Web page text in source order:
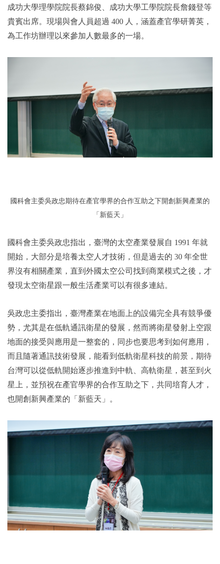
成功大學理學院院長蔡錦俊、成功大學工學院院長詹錢登等
貴賓出席。現場與會人員超過 400 人，涵蓋產官學研菁英，
為工作坊辦理以來參加人數最多的一場。
國科會主委吳政忠期待在產官學界的合作互助之下開創新興產業的
「新藍天」
國科會主委吳政忠指出，臺灣的太空產業發展自 1991 年就
開始，大部分是培養太空人才技術，但是過去的 30 年全世
界沒有相關產業，直到外國太空公司找到商業模式之後，才
發現太空衛星跟一般生活產業可以有很多連結。
吳政忠主委指出，臺灣產業在地面上的設備完全具有競爭優
勢，尤其是在低軌通訊衛星的發展，然而將衛星發射上空跟
地面的接受與應用是一整套的，同步也要思考到如何應用，
而且隨著通訊技術發展，能看到低軌衛星科技的前景，期待
台灣可以從低軌開始逐步推進到中軌、高軌衛星，甚至到火
星上，並預祝在產官學界的合作互助之下，共同培育人才，
也開創新興產業的「新藍天」。